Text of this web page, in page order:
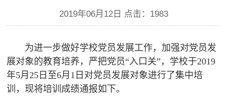
2019年06月12日 点击： 1983
为进一步做好学校党员发展工作，加强对党员发
展对象的教育培养，严把党员“入口关”，学校于2019
年5月25日至6月1日对党员发展对象进行了集中培
训，现将培训成绩通报如下。